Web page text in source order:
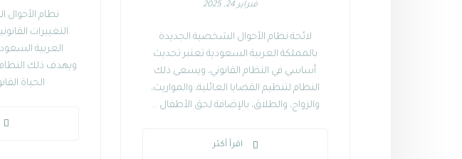
فبراير 24, 2025
لائحة نظام الأحوال الشخصية الجديدة
بالمملكة العربية السعودية تعتبر تحديث
أساسي في النظام القانوني، ويسعى ذلك
النظام لتنظيم القضايا العائلية، والمواريث،
والزواج، والطلاق، بالإضافة لحق الأطفال ...
اقرأ أكثر
نظام الأحوال
التغييرات
العربية
ويهدف ذلك
الحياة